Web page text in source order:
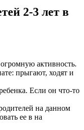
2-3 лет в
активность.
прыгают, ходят и
Если он что-то
на данном
ее в на